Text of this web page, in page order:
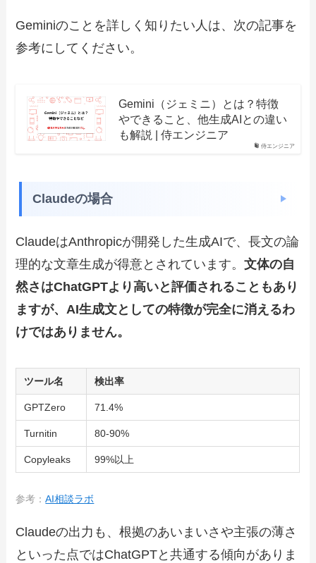
Geminiのことを詳しく知りたい人は、次の記事を
参考にしてください。
侍エンジニア
Gemini（ジェミニ）とは？特徴
やできること、他生成AIとの違い
も解説 | 侍エンジニア
Claudeの場合
ClaudeはAnthropicが開発した生成AIで、長文の論
理的な文章生成が得意とされています。文体の自
然さはChatGPTより高いと評価されることもあり
ますが、AI生成文としての特徴が完全に消えるわ
けではありません。
ツール名 検出率
GPTZero 71.4%
Turnitin 80-90%
Copyleaks 99%以上
参考：AI相談ラボ
Claudeの出力も、根拠のあいまいさや主張の薄さ
といった点ではChatGPTと共通する傾向がありま